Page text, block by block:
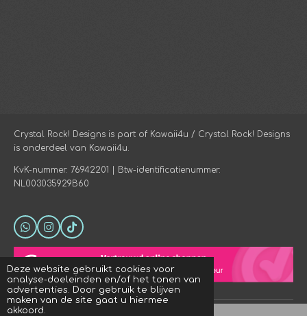
Deze website gebruikt cookies voor
analyse-doeleinden en/of het tonen van
advertenties. Door gebruik te blijven
maken van de site gaat u hiermee
akkoord.
Crystal Rock! Designs is part of Kawaii4u / Crystal Rock! Designs
is onderdeel van Kawaii4u.
KvK-nummer: 76942201 | Btw-identificatienummer:
NL003035929B60
W
h
s
A
p
p
I
n
a
g
r
a
T
i
o
k
© 2023 - 2026 Crystal Rock! Designs